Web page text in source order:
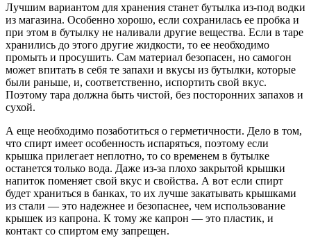
Лучшим вариантом для хранения станет бутылка из-под водки
из магазина. Особенно хорошо, если сохранилась ее пробка и
при этом в бутылку не наливали другие вещества. Если в таре
хранились до этого другие жидкости, то ее необходимо
промыть и просушить. Сам материал безопасен, но самогон
может впитать в себя те запахи и вкусы из бутылки, которые
были раньше, и, соответственно, испортить свой вкус.
Поэтому тара должна быть чистой, без посторонних запахов и
сухой.
А еще необходимо позаботиться о герметичности. Дело в том,
что спирт имеет особенность испаряться, поэтому если
крышка прилегает неплотно, то со временем в бутылке
останется только вода. Даже из-за плохо закрытой крышки
напиток поменяет свой вкус и свойства. А вот если спирт
будет храниться в банках, то их лучше закатывать крышками
из стали — это надежнее и безопаснее, чем использование
крышек из капрона. К тому же капрон — это пластик, и
контакт со спиртом ему запрещен.